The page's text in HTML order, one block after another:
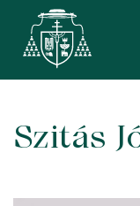
SkipSzitás